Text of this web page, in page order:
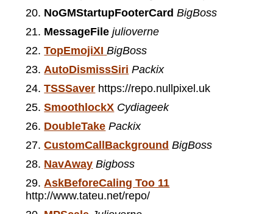
NoGMStartupFooterCard BigBoss
MessageFile julioverne
TopEmojiXI BigBoss
AutoDismissSiri Packix
TSSSaver https://repo.nullpixel.uk
SmoothlockX Cydiageek
DoubleTake Packix
CustomCallBackground BigBoss
NavAway Bigboss
AskBeforeCaling Too 11
http://www.tateu.net/repo/